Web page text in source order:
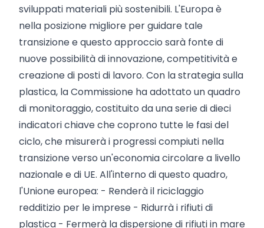
sviluppati materiali più sostenibili. L'Europa è
nella posizione migliore per guidare tale
transizione e questo approccio sarà fonte di
nuove possibilità di innovazione, competitività e
creazione di posti di lavoro. Con la strategia sulla
plastica, la Commissione ha adottato un quadro
di monitoraggio, costituito da una serie di dieci
indicatori chiave che coprono tutte le fasi del
ciclo, che misurerà i progressi compiuti nella
transizione verso un'economia circolare a livello
nazionale e di UE. All'interno di questo quadro,
l'Unione europea: - Renderà il riciclaggio
redditizio per le imprese - Ridurrà i rifiuti di
plastica - Fermerà la dispersione di rifiuti in mare